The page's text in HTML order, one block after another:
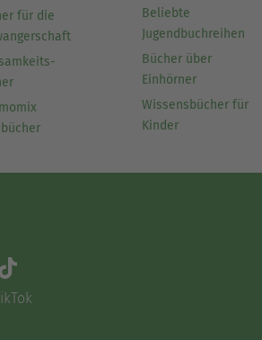
für die
Beliebte
Jugendbuchreihen
Bücher über
Einhörner
Wissensbücher für
Kinder